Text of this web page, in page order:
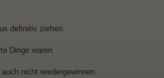
definitiv ziehen.
Dinge waren.
nicht wiedergewinnen,